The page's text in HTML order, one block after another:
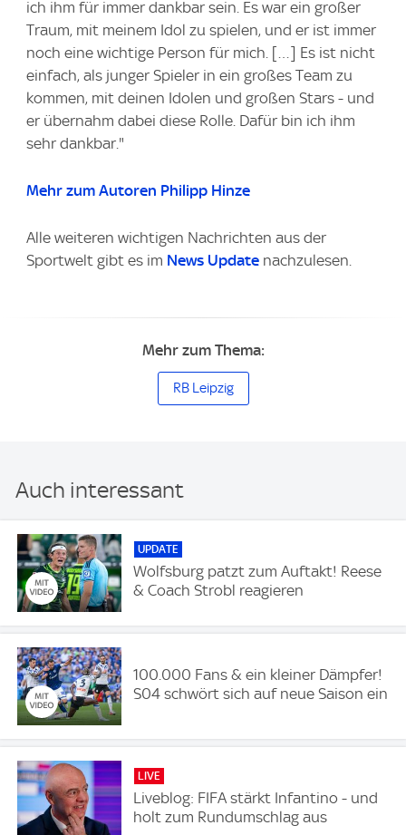
ich ihm für immer dankbar sein. Es war ein großer
Traum, mit meinem Idol zu spielen, und er ist immer
noch eine wichtige Person für mich. […] Es ist nicht
einfach, als junger Spieler in ein großes Team zu
kommen, mit deinen Idolen und großen Stars - und
er übernahm dabei diese Rolle. Dafür bin ich ihm
sehr dankbar."
Mehr zum Autoren Philipp Hinze
Alle weiteren wichtigen Nachrichten aus der
Sportwelt gibt es im News Update nachzulesen.
Mehr zum Thema:
RB Leipzig
Auch interessant
UPDATE
Wolfsburg patzt zum Auftakt! Reese
& Coach Strobl reagieren
100.000 Fans & ein kleiner Dämpfer!
S04 schwört sich auf neue Saison ein
LIVE
Liveblog: FIFA stärkt Infantino - und
holt zum Rundumschlag aus